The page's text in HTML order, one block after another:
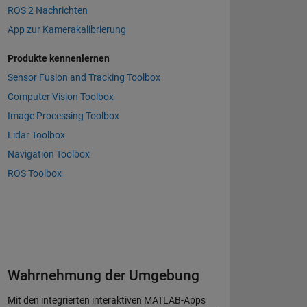
ROS 2 Nachrichten
App zur Kamerakalibrierung
Produkte kennenlernen
Sensor Fusion and Tracking Toolbox
Computer Vision Toolbox
Image Processing Toolbox
Lidar Toolbox
Navigation Toolbox
ROS Toolbox
Wahrnehmung der Umgebung
Mit den integrierten interaktiven MATLAB-Apps